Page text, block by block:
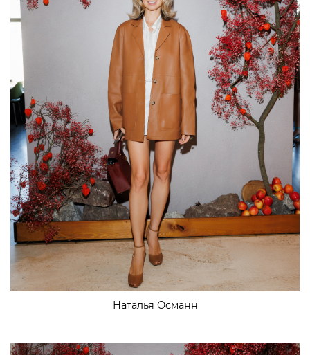
Наталья Османн